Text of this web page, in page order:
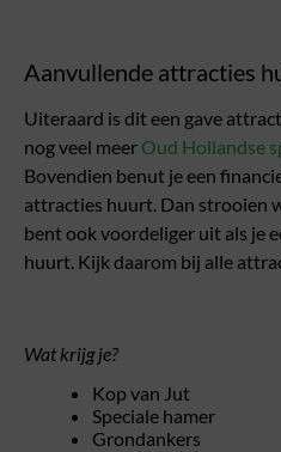
Aanvullende attracties
Uiteraard is dit een gave
nog veel meer Oud Hollandse
Bovendien benut je een
attracties huurt. Dan strooien
bent ook voordeliger uit als je
huurt. Kijk daarom bij alle
Wat krijg je?
Kop van Jut
Speciale hamer
Grondankers